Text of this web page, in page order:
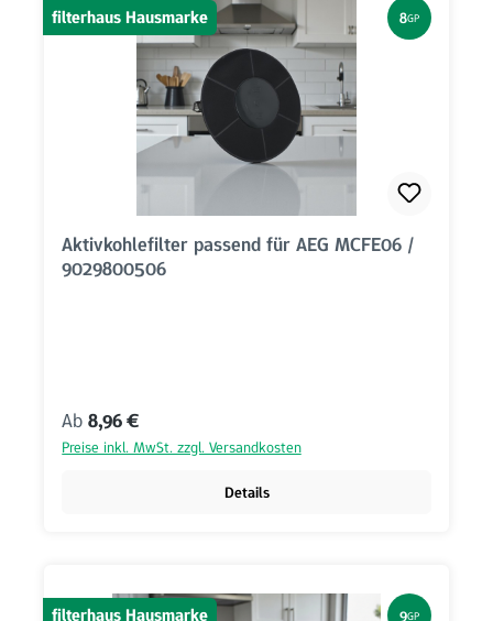
filterhaus Hausmarke 8GP
Aktivkohlefilter passend für AEG MCFE06 /
9029800506
Regulärer Preis:
Ab 8,96 €
Preise inkl. MwSt. zzgl. Versandkosten
Details
filterhaus Hausmarke 9GP